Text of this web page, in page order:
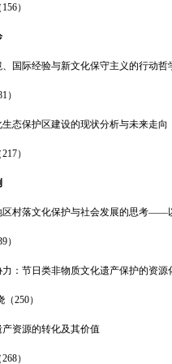
）
、国际经验与新文化保守主义的行动
）
态保护区建设的现状分析与未来走向
）
区村落文化保护与社会发展的思考——
）
力：节日类非物质文化遗产保护的资
250）
资源的转化及其价值
）